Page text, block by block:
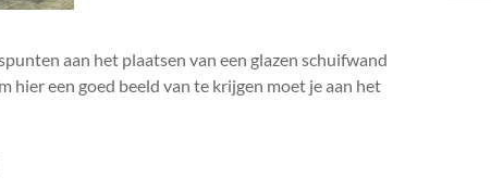
aan het plaatsen van een glazen schuifwand
een goed beeld van te krijgen moet je aan het